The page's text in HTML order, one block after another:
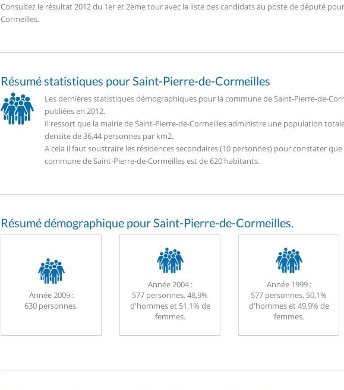
Consultez le résultat 2012 du 1er et 2ème tour avec la liste des candidats au poste de député
Cormeilles.
Résumé statistiques pour Saint-Pierre-de-Cormeilles
Les dernières statistiques démographiques pour la commune de Saint-Pierre-de-
publiées en 2012.
Il ressort que la mairie de Saint-Pierre-de-Cormeilles administre une population
densite de 36,44 personnes par km2.
A cela il faut soustraire les résidences secondaires (10 personnes) pour constater
commune de Saint-Pierre-de-Cormeilles est de 620 habitants.
Résumé démographique pour Saint-Pierre-de-Cormeilles.
Année 2009 :
630 personnes.
Année 2004 :
577 personnes. 48,9%
d'hommes et 51,1% de
femmes.
Année 1999 :
577 personnes. 50,1%
d'hommes et 49,9% de
femmes.